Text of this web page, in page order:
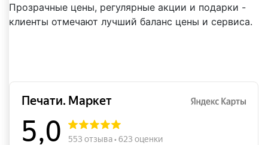
Прозрачные цены, регулярные акции и подарки -
клиенты отмечают лучший баланс цены и сервиса.